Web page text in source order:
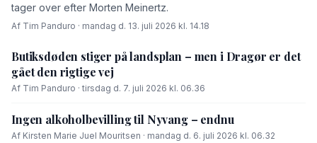
tager over efter Morten Meinertz.
Af Tim Panduro · mandag d. 13. juli 2026 kl. 14.18
Butiksdøden stiger på landsplan – men i Dragør er det
gået den rigtige vej
Af Tim Panduro · tirsdag d. 7. juli 2026 kl. 06.36
Ingen alkoholbevilling til Nyvang – endnu
Af Kirsten Marie Juel Mouritsen · mandag d. 6. juli 2026 kl. 06.32